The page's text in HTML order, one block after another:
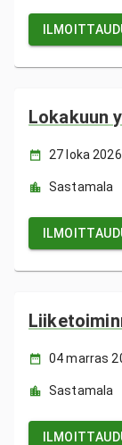
Lokakuun
27 loka
Sastamala
04 marras
Sastamala